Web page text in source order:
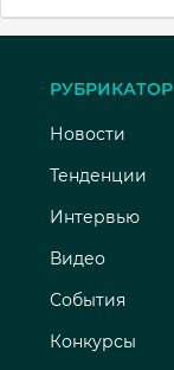
РУБРИКАТОР
Новости
Тенденции
Интервью
Видео
События
Конкурсы